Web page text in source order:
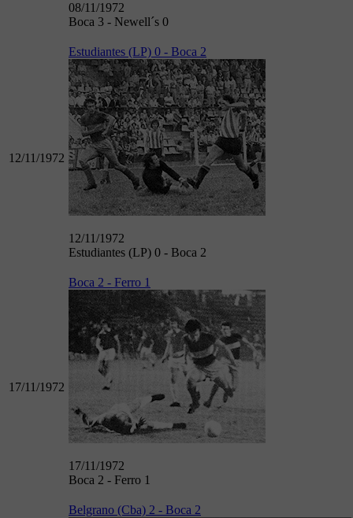
08/11/1972
Boca 3 - Newell´s 0
12/11/1972
Estudiantes (LP) 0 - Boca 2
12/11/1972
Estudiantes (LP) 0 - Boca 2
17/11/1972
Boca 2 - Ferro 1
17/11/1972
Boca 2 - Ferro 1
Belgrano (Cba) 2 - Boca 2